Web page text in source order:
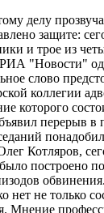
делу
защите:
и трое из
"Новости"
слово
коллегии
которого
перерыв в
Котляров,
построено
нет не только
Мнение